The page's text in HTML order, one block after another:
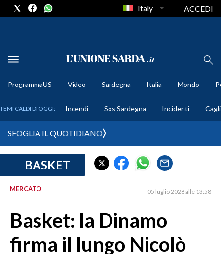
METEO
CRONACA SARDEGNA
MEDIO CAMPIDANO
ORISTANO E PROVINCIA
Italy ACCEDI
ProgrammaUS Video Sardegna Italia Mondo
TEMI CALDI DI OGGI: Incendi Sos Sardegna Incidenti
SFOGLIA IL QUOTIDIANO
BASKET
MERCATO 05 luglio 2026 alle 13:58
Basket: la Dinamo
firma il lungo Nicolò